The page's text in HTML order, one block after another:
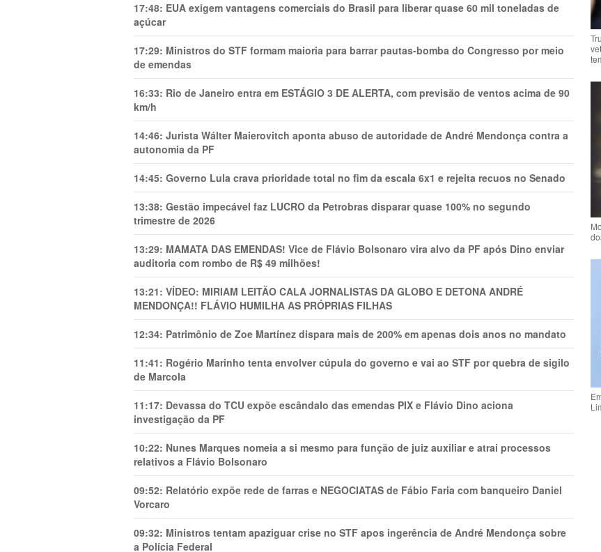
17:48: EUA exigem vantagens comerciais do Brasil para liberar quase 60 mil toneladas de
açúcar
17:29: Ministros do STF formam maioria para barrar pautas-bomba do Congresso por meio
de emendas
16:33: Rio de Janeiro entra em ESTÁGIO 3 DE ALERTA, com previsão de ventos acima de 90
km/h
14:46: Jurista Wálter Maierovitch aponta abuso de autoridade de André Mendonça contra a
autonomia da PF
14:45: Governo Lula crava prioridade total no fim da escala 6x1 e rejeita recuos no Senado
13:38: Gestão impecável faz LUCRO da Petrobras disparar quase 100% no segundo
trimestre de 2026
13:29: MAMATA DAS EMENDAS! Vice de Flávio Bolsonaro vira alvo da PF após Dino enviar
auditoria com rombo de R$ 49 milhões!
13:21: VÍDEO: MIRIAM LEITÃO CALA JORNALISTAS DA GLOBO E DETONA ANDRÉ
MENDONÇA!! FLÁVIO HUMILHA AS PRÓPRIAS FILHAS
12:34: Patrimônio de Zoe Martínez dispara mais de 200% em apenas dois anos no mandato
11:41: Rogério Marinho tenta envolver cúpula do governo e vai ao STF por quebra de sigilo
de Marcola
11:17: Devassa do TCU expõe escândalo das emendas PIX e Flávio Dino aciona
investigação da PF
10:22: Nunes Marques nomeia a si mesmo para função de juiz auxiliar e atrai processos
relativos a Flávio Bolsonaro
09:52: Relatório expõe rede de farras e NEGOCIATAS de Fábio Faria com banqueiro Daniel
Vorcaro
09:32: Ministros tentam apaziguar crise no STF apos ingerência de André Mendonça sobre
a Polícia Federal